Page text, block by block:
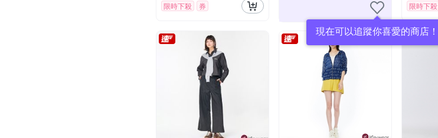
限時下殺 券
現在可以追蹤你喜愛的商店！
限時下殺